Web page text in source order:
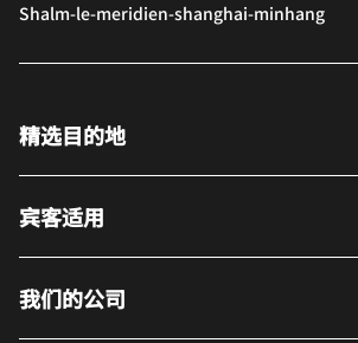
Shalm-le-meridien-shanghai-minhang
精选目的地
宾客适用
我们的公司